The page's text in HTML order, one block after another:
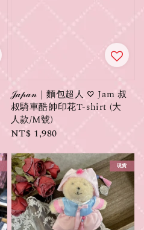
𝒥𝒶𝓅𝒶𝓃｜麵包超人 ♡ Jam 叔
叔騎車酷帥印花T-shirt (大
人款/M號)
Regular
NT$ 1,980
現貨